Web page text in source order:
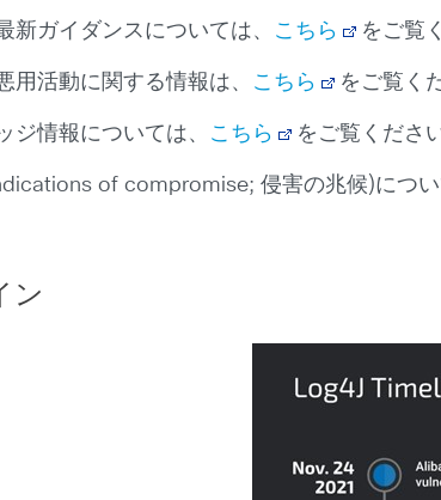
新ガイダンスについては、 こちら をご覧
用活動に関する情報は、 こちら をご覧く
ジ情報については、 こちら をご覧くださ
of compromise; 侵害の兆候)につい
ン